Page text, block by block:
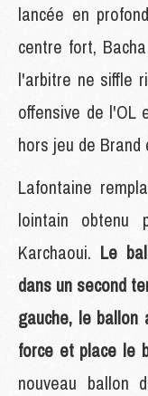
lancée en
centre fort,
l'arbitre ne siffle
offensive de l'OL
hors jeu de
Lafontaine
lointain
Karchaoui. Le
dans un second
gauche, le ballon
force et place le
nouveau ballon